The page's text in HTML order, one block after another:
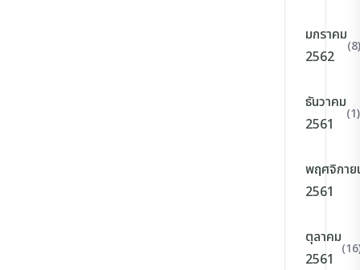
มกราคม
2562
(8)
ธันวาคม
2561
(1)
พฤศจิกาย
2561
ตุลาคม
2561